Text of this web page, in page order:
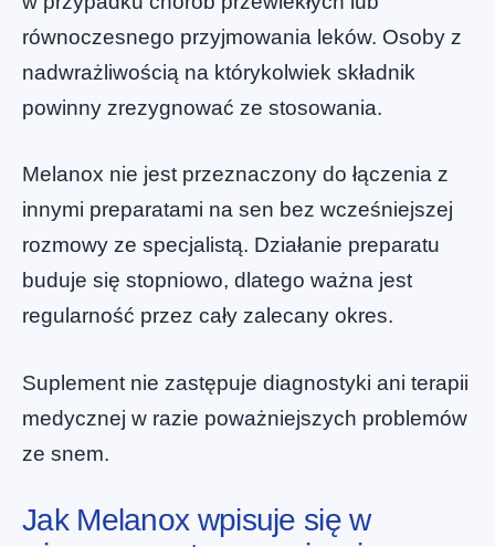
równoczesnego przyjmowania leków. Osoby z
nadwrażliwością na którykolwiek składnik
powinny zrezygnować ze stosowania.
Melanox nie jest przeznaczony do łączenia z
innymi preparatami na sen bez wcześniejszej
rozmowy ze specjalistą. Działanie preparatu
buduje się stopniowo, dlatego ważna jest
regularność przez cały zalecany okres.
Suplement nie zastępuje diagnostyki ani terapii
medycznej w razie poważniejszych problemów
ze snem.
Jak Melanox wpisuje się w